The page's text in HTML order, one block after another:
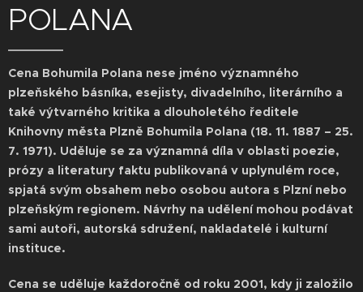
POLANA
Cena Bohumila Polana nese jméno významného
plzeňského básníka, esejisty, divadelního, literárního a
také výtvarného kritika a dlouholetého ředitele
Knihovny města Plzně Bohumila Polana (18. 11. 1887 – 25.
7. 1971). Uděluje se za významná díla v oblasti poezie,
prózy a literatury faktu publikovaná v uplynulém roce,
spjatá svým obsahem nebo osobou autora s Plzní nebo
plzeňským regionem. Návrhy na udělení mohou podávat
sami autoři, autorská sdružení, nakladatelé i kulturní
instituce.
Cena se uděluje každoročně od roku 2001, kdy ji založilo